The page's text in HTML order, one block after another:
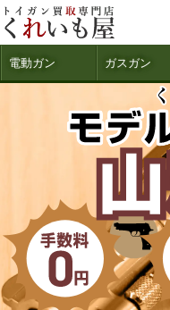
電動ガン ガスガン